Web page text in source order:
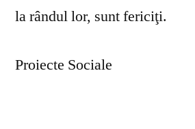
la rândul lor, sunt fericiţi.
Proiecte Sociale